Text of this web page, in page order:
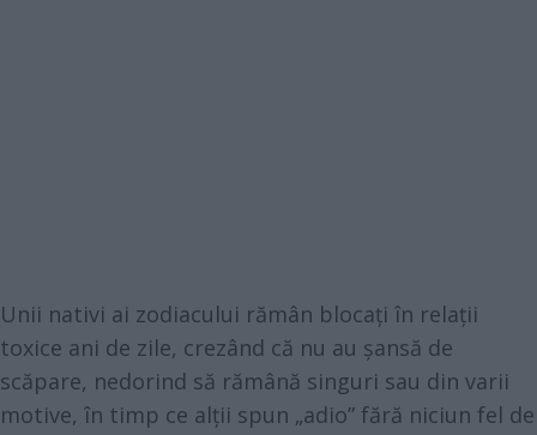
Unii nativi ai zodiacului rămân blocați în relații
toxice ani de zile, crezând că nu au șansă de
scăpare, nedorind să rămână singuri sau din varii
motive, în timp ce alții spun „adio” fără niciun fel de